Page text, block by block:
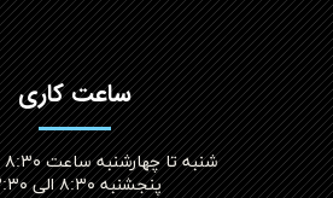
ساعت کاری
شنبه تا چهارشنبه ساعت ۸:۳۰ الی ۱۳:۳۰
پنجشنبه ۸:۳۰ الی ۱۲:۳۰​​​​​​​